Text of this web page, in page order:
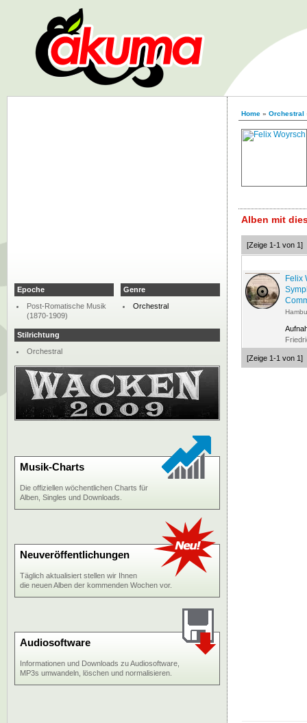
Home » Orchestral
Alben mit
[Zeige 1-1 von 1]
Felix
[Zeige 1-1 von 1]
Epoche
Post-Romatische Musik
(1870-1909)
Genre
Orchestral
Stilrichtung
Orchestral
Musik-Charts
Die offiziellen wöchentlichen Charts für
Alben, Singles und Downloads.
Neuveröffentlichungen
Täglich aktualisiert stellen wir Ihnen
die neuen Alben der kommenden Wochen vor.
Audiosoftware
Informationen und Downloads zu Audiosoftware,
MP3s umwandeln, löschen und normalisieren.